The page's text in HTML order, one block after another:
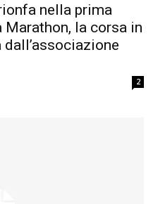
nella prima
la corsa in
2